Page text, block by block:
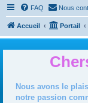
FAQ Nous
Accueil Portail
Nous avons le
notre passion